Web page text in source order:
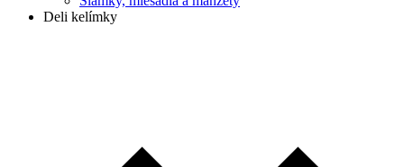
Deli kelímky